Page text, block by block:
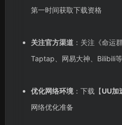
第一时间获取下载资格
关注官方渠道：关注《命运
Taptap、网易大神、Bilibili
优化网络环境：下载【UU加
网络优化准备